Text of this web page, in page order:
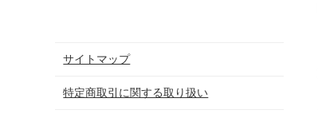
サイトマップ
特定商取引に関する取り扱い